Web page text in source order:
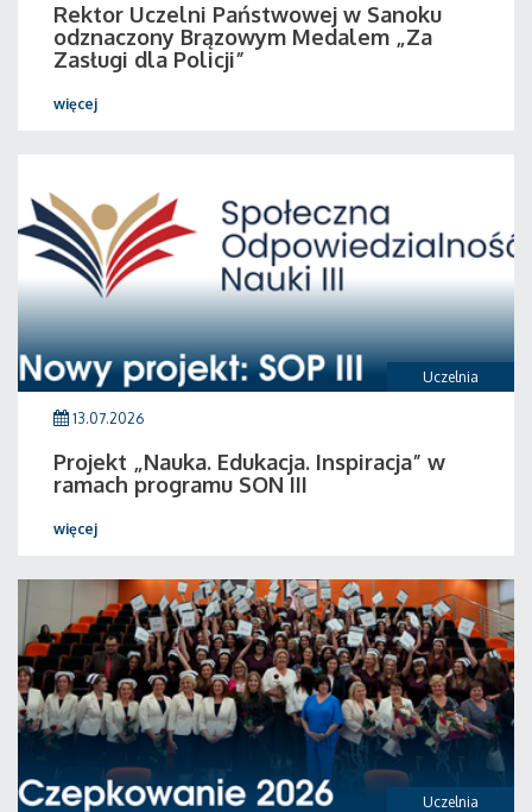
Rektor Uczelni Państwowej w Sanoku
odznaczony Brązowym Medalem „Za
Zasługi dla Policji”
więcej
Uczelnia
13.07.2026
Projekt „Nauka. Edukacja. Inspiracja” w
ramach programu SON III
więcej
Uczelnia